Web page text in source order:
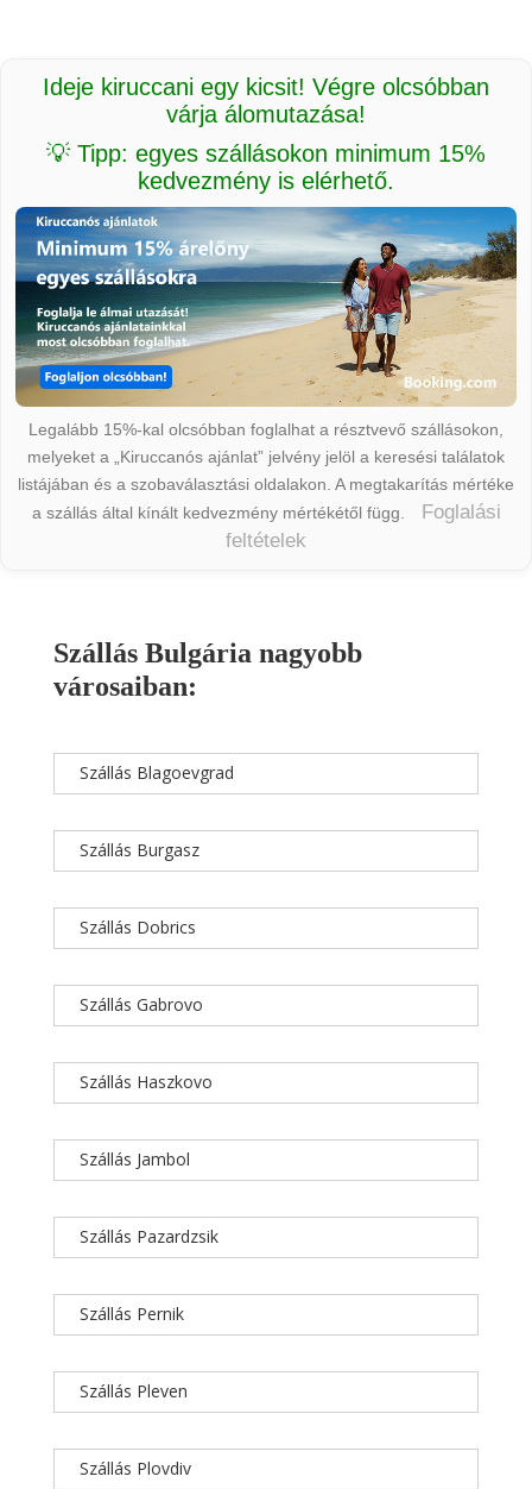
Ideje kiruccani egy kicsit! Végre olcsóbban
várja álomutazása!
💡 Tipp: egyes szállásokon minimum 15%
kedvezmény is elérhető.
Legalább 15%-kal olcsóbban foglalhat a résztvevő szállásokon,
melyeket a „Kiruccanós ajánlat” jelvény jelöl a keresési találatok
listájában és a szobaválasztási oldalakon. A megtakarítás mértéke
a szállás által kínált kedvezmény mértékétől függ.
Foglalási
feltételek
Szállás Bulgária nagyobb
városaiban:
Szállás Blagoevgrad
Szállás Burgasz
Szállás Dobrics
Szállás Gabrovo
Szállás Haszkovo
Szállás Jambol
Szállás Pazardzsik
Szállás Pernik
Szállás Pleven
Szállás Plovdiv